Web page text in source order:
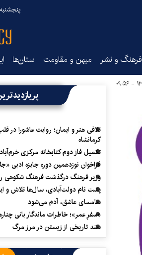
پنجشنبه ۱۵ مرداد
فرهنگ و نشر میهن و مقاومت استان‌ها
تلاقی هنر و ایمان؛ روایت عاشورا در
کرمانشاه
تکمیل فاز دوم کتابخانه مرکزی
فراخوان نوزدهمین دوره جایزه ادبی
وزیر فرهنگ درگذشت فرهنگ شکوهی
پشت نام دولت‌آبادی، سال‌ها تلاش و
سامسای عاشق، آدم می‌شود
«سفرِ عمر»؛ خاطرات ماندگار بانی
سند تاریخی از زیستن در مرز مرگ